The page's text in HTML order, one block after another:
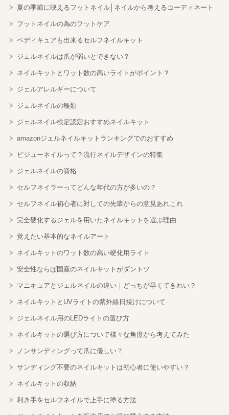
夏の季節に映えるフットネイル│ネイルから考えるコーディネート
フットネイルの為のフットケア
ペディキュアも出来るセルフネイルキット
ジェルネイルは爪が弱いとできない？
ネイルキットとワット数の高いライトがポイント？
ジェルアレルギーについて
ジェルネイルの種類
ジェルネイル検定認定おすすめネイルキット
amazonジェルネイルキットランキングでのおすすめ
ビジューネイルって？流行ネイルデザインの特集
ジェルネイルの資格
セルフネイラーってどんな年代の方が多いの？
セルフネイル初心者に対しての先輩からの意見あれこれ
完全硬化するジェルを用いたネイルキットを選ぶ理由
覚えたい基本的なネイルアート
ネイルキットのワット数の高い硬化用ライト
安全性ならば国産のネイルキットがダントツ
マニキュアとジェルネイルの違い｜どっちが早くてきれい？
ネイルキットとUVライトの紫外線日焼けについて
ジェルネイル用のLEDライトの選び方
ネイルキットの選び方について様々な角度から考えてみた
ノンサンディングって爪に優しい？
サンディング不要のネイルキットは初心者に使いやすい？
ネイルキットの収納
利き手をセルフネイルで上手に塗る方法